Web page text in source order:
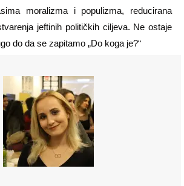
moralizma i populizma, reducirana
jeftinih političkih ciljeva. Ne ostaje
do da se zapitamo „Do koga je?“